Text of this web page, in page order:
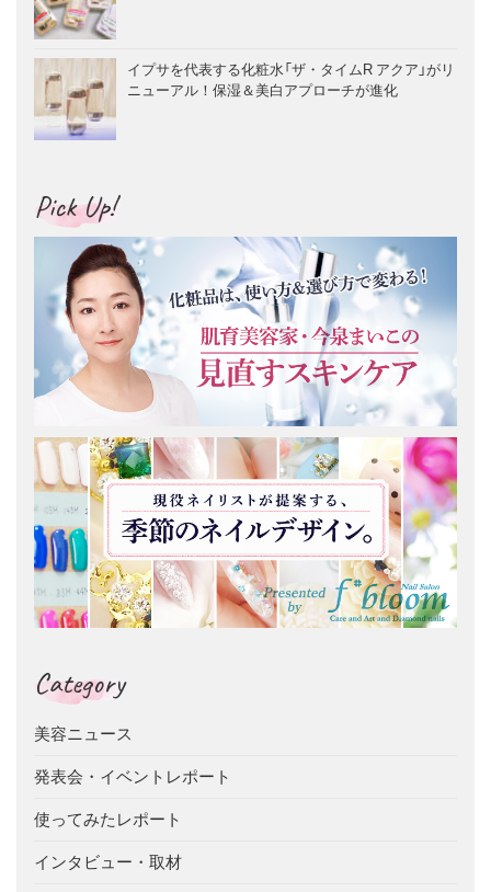
イプサを代表する化粧水「ザ・タイムR アクア」がリ
ニューアル！保湿＆美白アプローチが進化
Pick Up!
Category
美容ニュース
発表会・イベントレポート
使ってみたレポート
インタビュー・取材